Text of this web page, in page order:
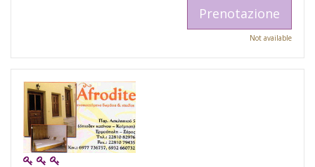
Prenotazione
Not available